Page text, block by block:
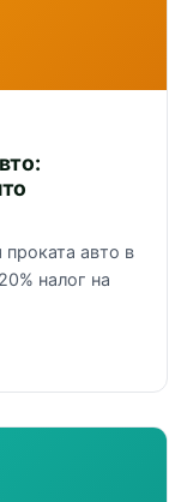
авто в
налог на